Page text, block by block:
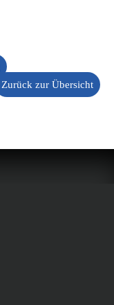
Zurück zur Übersicht